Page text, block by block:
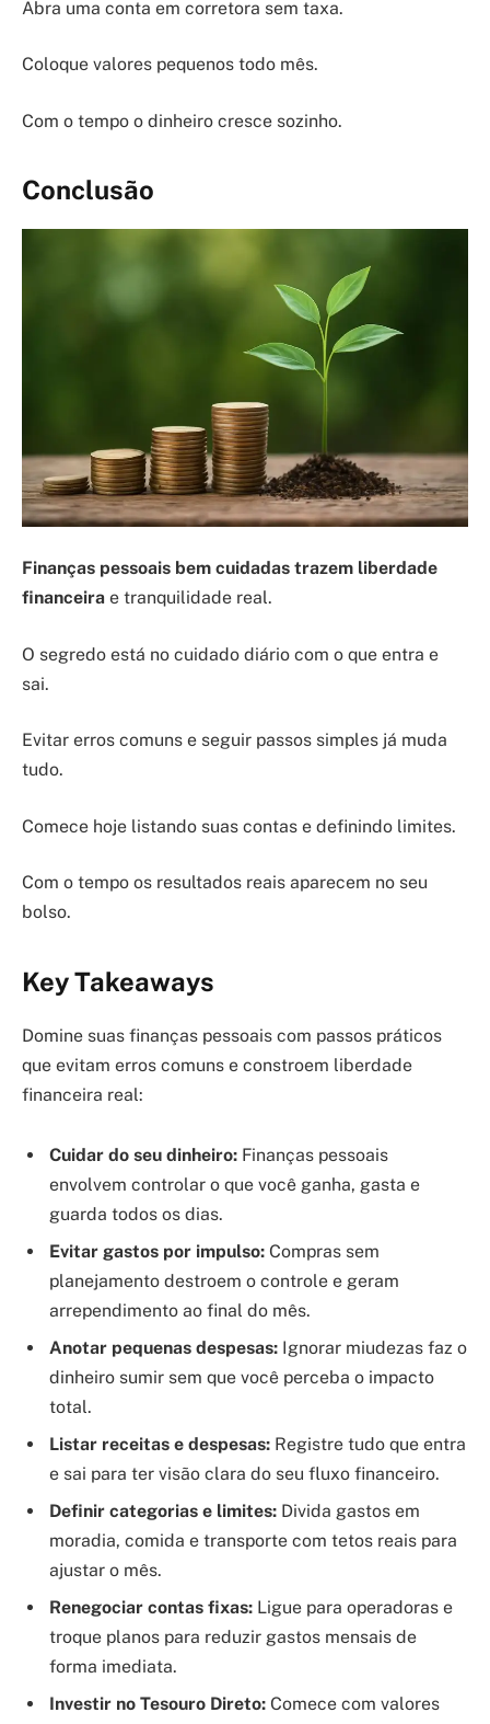
Abra uma conta em corretora sem taxa.
Coloque valores pequenos todo mês.
Com o tempo o dinheiro cresce sozinho.
Conclusão
Finanças pessoais bem cuidadas trazem liberdade
financeira e tranquilidade real.
O segredo está no cuidado diário com o que entra e
sai.
Evitar erros comuns e seguir passos simples já muda
tudo.
Comece hoje listando suas contas e definindo limites.
Com o tempo os resultados reais aparecem no seu
bolso.
Key Takeaways
Domine suas finanças pessoais com passos práticos
que evitam erros comuns e constroem liberdade
financeira real:
Cuidar do seu dinheiro: Finanças pessoais
envolvem controlar o que você ganha, gasta e
guarda todos os dias.
Evitar gastos por impulso: Compras sem
planejamento destroem o controle e geram
arrependimento ao final do mês.
Anotar pequenas despesas: Ignorar miudezas faz o
dinheiro sumir sem que você perceba o impacto
total.
Listar receitas e despesas: Registre tudo que entra
e sai para ter visão clara do seu fluxo financeiro.
Definir categorias e limites: Divida gastos em
moradia, comida e transporte com tetos reais para
ajustar o mês.
Renegociar contas fixas: Ligue para operadoras e
troque planos para reduzir gastos mensais de
forma imediata.
Investir no Tesouro Direto: Comece com valores